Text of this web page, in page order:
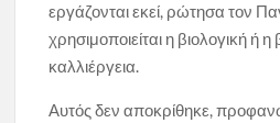
εργάζονται εκεί, ρώτησα τον
χρησιμοποιείται η βιολογική ή η
καλλιέργεια.
Αυτός δεν αποκρίθηκε,